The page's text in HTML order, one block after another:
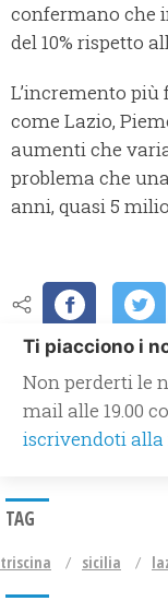
confermano che
del 10% rispetto
L’incremento
come Lazio,
aumenti che
problema che
anni, quasi 5
Ti piacciono i
Non perderti le
mail alle 19.00
iscrivendoti alla
TAG
triscina sicilia